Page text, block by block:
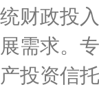
统财政投
展需求。
产投资信